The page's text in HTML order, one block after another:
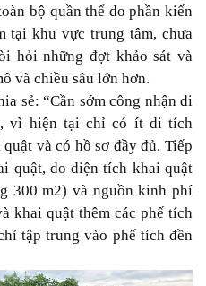
bộ quần thể do phần kiến
tại khu vực trung tâm, chưa
hỏi những đợt khảo sát và
và chiều sâu lớn hơn.
sẻ: “Cần sớm công nhận di
vì hiện tại chỉ có ít di tích
và có hồ sơ đầy đủ. Tiếp
quật, do diện tích khai quật
300 m2) và nguồn kinh phí
khai quật thêm các phế tích
tập trung vào phế tích đền